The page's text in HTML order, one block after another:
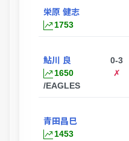
栄原 健志
1753
鮎川 良
1650
/EAGLES
0-3
✗
青田昌巳
1453